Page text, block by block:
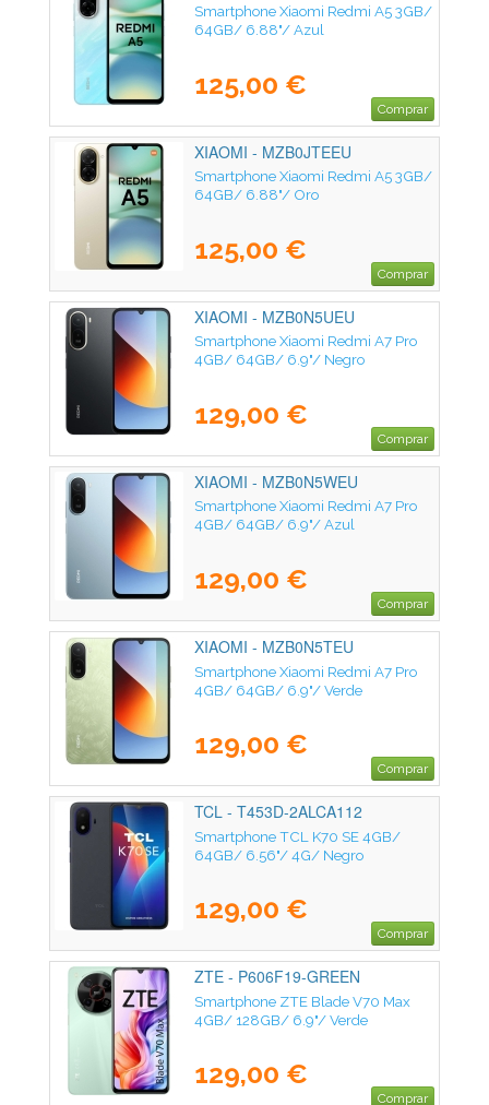
Smartphone Xiaomi Redmi A5 3GB/
64GB/ 6.88"/ Azul
125,00 €
Comprar
XIAOMI - MZB0JTEEU
Smartphone Xiaomi Redmi A5 3GB/
64GB/ 6.88"/ Oro
125,00 €
Comprar
XIAOMI - MZB0N5UEU
Smartphone Xiaomi Redmi A7 Pro
4GB/ 64GB/ 6.9"/ Negro
129,00 €
Comprar
XIAOMI - MZB0N5WEU
Smartphone Xiaomi Redmi A7 Pro
4GB/ 64GB/ 6.9"/ Azul
129,00 €
Comprar
XIAOMI - MZB0N5TEU
Smartphone Xiaomi Redmi A7 Pro
4GB/ 64GB/ 6.9"/ Verde
129,00 €
Comprar
TCL - T453D-2ALCA112
Smartphone TCL K70 SE 4GB/
64GB/ 6.56"/ 4G/ Negro
129,00 €
Comprar
ZTE - P606F19-GREEN
Smartphone ZTE Blade V70 Max
4GB/ 128GB/ 6.9"/ Verde
129,00 €
Comprar